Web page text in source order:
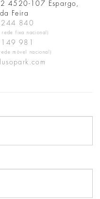
4520-107 Espargo,
Feira
840
rede fixa nacional)
981
móvel nacional)